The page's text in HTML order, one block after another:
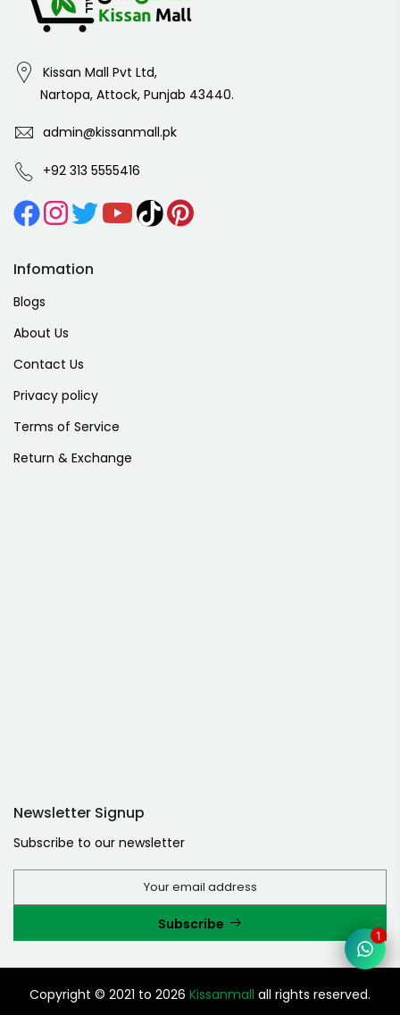
Kissan Mall Pvt Ltd,
Nartopa, Attock, Punjab 43440.
admin@kissanmall.pk
+92 313 5555416
Infomation
Blogs
About Us
Contact Us
Privacy policy
Terms of Service
Return & Exchange
Newsletter Signup
Subscribe to our newsletter
Subscribe
Copyright © 2021 to 2026 Kissanmall all rights reserved.
1